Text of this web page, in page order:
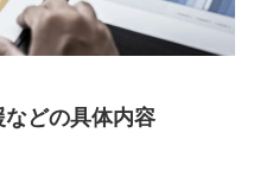
どの具体内容